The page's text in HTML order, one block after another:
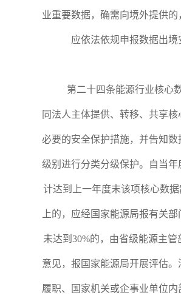
业重要数据，确需向境外提供
应依法依规申报数据出境
第二十四条能源行业核心
同法人主体提供、转移、共享
必要的安全保护措施，并告知
级别进行分类分级保护。自当年
计达到上一年度末该项核心数据
上的，应经国家能源局报有关部
未达到30%的，由省级能源主
意见，报国家能源局开展评估
履职、国家机关或企事业单位